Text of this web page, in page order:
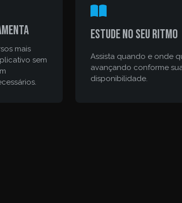
mais
sem
Estude no seu ritmo
Assista quando e onde
avançando conforme
disponibilidade.